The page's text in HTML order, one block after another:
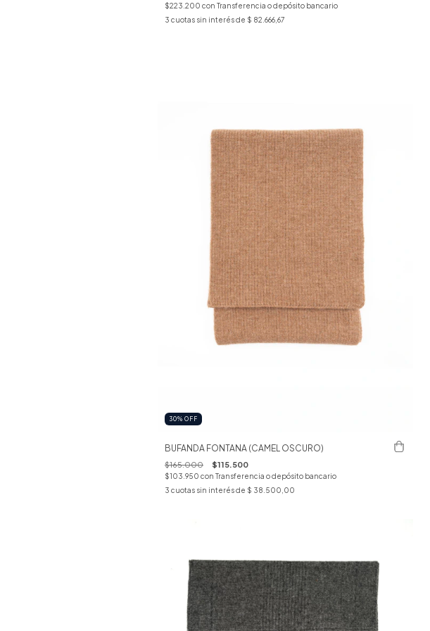
$223.200 con Transferencia o depósito bancario
3 cuotas sin interés de $ 82.666,67
30% OFF
BUFANDA FONTANA (CAMEL OSCURO)
$165.000 $115.500
$103.950 con Transferencia o depósito bancario
3 cuotas sin interés de $ 38.500,00